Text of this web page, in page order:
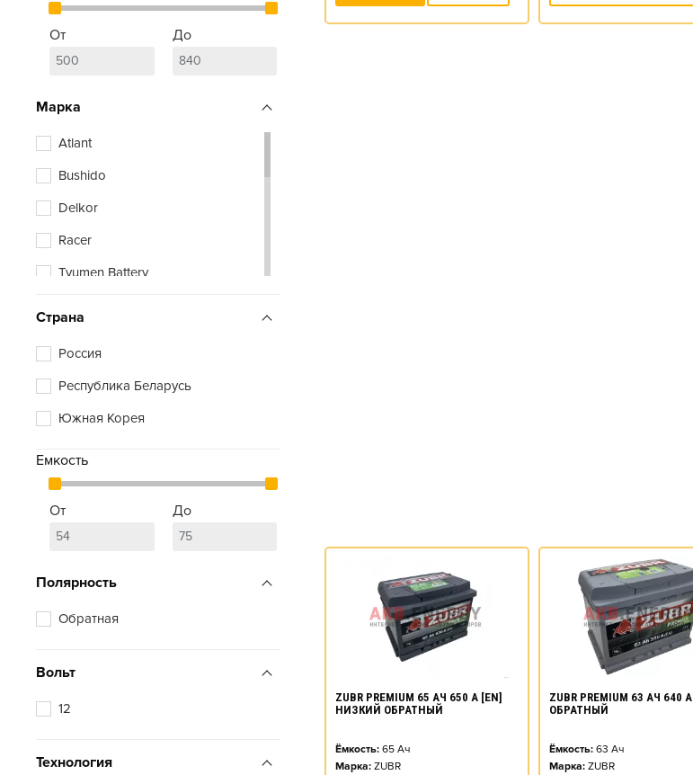
От До
Марка
Atlant
Bushido
Delkor
Racer
Tyumen Battery
Страна
Россия
Республика Беларусь
Южная Корея
Емкость
От До
Полярность
Обратная
Вольт
12
Технология
ZUBR PREMIUM 65 АЧ 650 А [EN]
НИЗКИЙ ОБРАТНЫЙ
Ёмкость: 65 Ач
Марка: ZUBR
ZUBR PREMIUM 63 АЧ 640
ОБРАТНЫЙ
Ёмкость: 63 Ач
Марка: ZUBR